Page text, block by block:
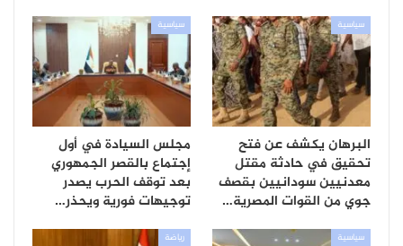
سياسية
البرهان يكشف عن فتح
تحقيق في حادثة مقتل
معدنيين سودانيين بقصف
جوي من القوات المصرية…
سياسية
مجلس السيادة في أول
إجتماع بالقصر الجمهوري
بعد توقف الحرب يصدر
توجيهات فورية ويحذر…
سياسية رياضة